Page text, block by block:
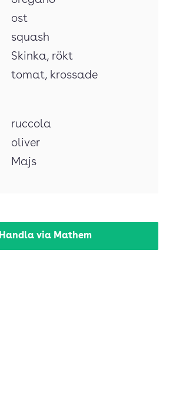
ost
squash
Skinka, rökt
tomat, krossade
ruccola
oliver
Majs
Handla via Mathem